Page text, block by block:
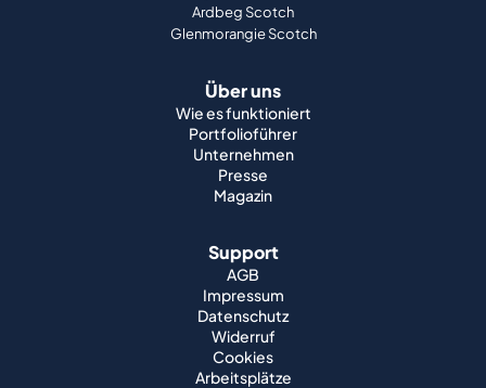
Ardbeg Scotch
Glenmorangie Scotch
Über uns
Wie es funktioniert
Portfolioführer
Unternehmen
Presse
Magazin
Support
AGB
Impressum
Datenschutz
Widerruf
Cookies
Arbeitsplätze